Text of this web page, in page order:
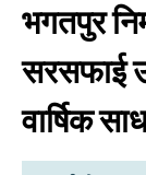
भगतपुर
सरसफाई
वार्षिक